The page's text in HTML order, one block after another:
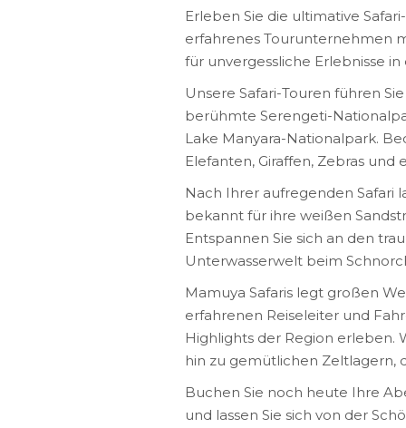
Erleben Sie die ultimative
erfahrenes Tourunternehmen
für unvergessliche Erlebnisse
Unsere Safari-Touren führen
berühmte Serengeti-
Lake Manyara-Nationalpark.
Elefanten, Giraffen, Zebras
Nach Ihrer aufregenden Safari
bekannt für ihre weißen
Entspannen Sie sich an den
Unterwasserwelt beim
Mamuya Safaris legt großen
erfahrenen Reiseleiter und
Highlights der Region erleben.
hin zu gemütlichen Zeltlagern,
Buchen Sie noch heute Ihre
und lassen Sie sich von der